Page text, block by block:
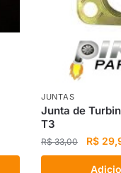
JUNTAS
Junta de
T3
R$33,00
O
preço
R$